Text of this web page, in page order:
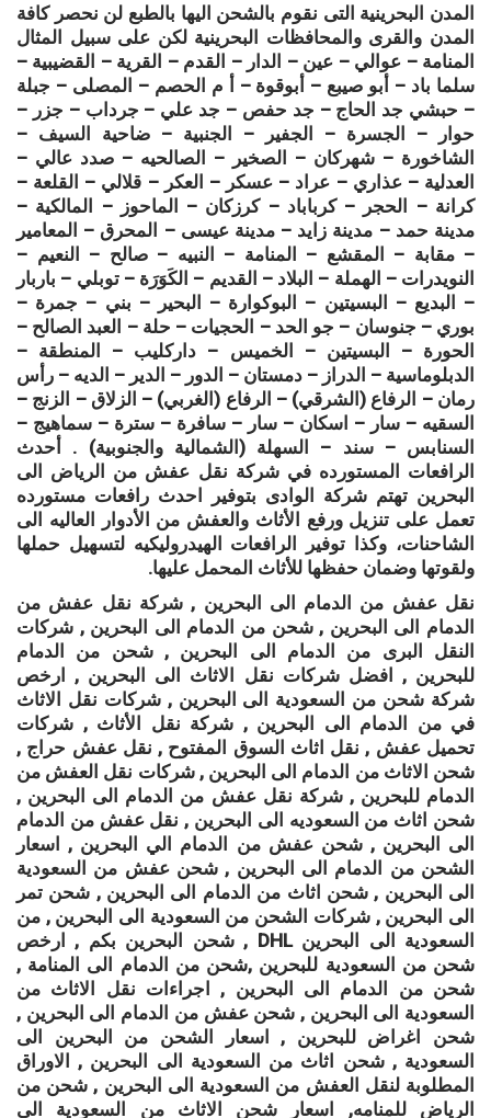
المدن البحرينية التى نقوم بالشحن اليها بالطبع لن نحصر كافة
المدن والقرى والمحافظات البحرينية لكن على سبيل المثال
المنامة – عوالي – عين – الدار – القدم – القرية – القضيبية –
سلما باد – أبو صيبع – أبوقوة – أ م الحصم – المصلى – جبلة
– حبشي جد الحاج – جد حفص – جد علي – جرداب – جزر –
حوار – الجسرة – الجفير – الجنبية – ضاحية السيف –
الشاخورة – شهركان – الصخير – الصالحيه – صدد عالي –
العدلية – عذاري – عراد – عسكر – العكر – قلالي – القلعة –
كرانة – الحجر – كرباباد – كرزكان – الماحوز – المالكية –
مدينة حمد – مدينة زايد – مدينة عيسى – المحرق – المعامير
– مقابة – المقشع – المنامة – النبيه – صالح – النعيم –
النويدرات – الهملة – البلاد – القديم – الكَوَرَة – توبلي – باربار
– البديع – البسيتين – البوكوارة – البحير – بني – جمرة –
بوري – جنوسان – جو الحد – الحجيات – حلة – العبد الصالح –
الحورة – البسيتين – الخميس – داركليب – المنطقة –
الدبلوماسية – الدراز – دمستان – الدور – الدير – الديه – رأس
رمان – الرفاع (الشرقي) – الرفاع (الغربي) – الزلاق – الزنج –
السقيه – سار – اسكان – سار – سافرة – سترة – سماهيج –
السنابس – سند – السهلة (الشمالية والجنوبية) . أحدث
الرافعات المستورده في شركة نقل عفش من الرياض الى
البحرين تهتم شركة الوادى بتوفير احدث رافعات مستورده
تعمل على تنزيل ورفع الأثاث والعفش من الأدوار العاليه الى
الشاحنات، وكذا توفير الرافعات الهيدروليكيه لتسهيل حملها
ولقوتها وضمان حفظها للأثاث المحمل عليها.
نقل عفش من الدمام الى البحرين , شركة نقل عفش من
الدمام الى البحرين , شحن من الدمام الى البحرين , شركات
النقل البرى من الدمام الى البحرين , شحن من الدمام
للبحرين , افضل شركات نقل الاثاث الى البحرين , ارخص
شركة شحن من السعودية الى البحرين , شركات نقل الاثاث
في من الدمام الى البحرين , شركة نقل الأثاث , شركات
تحميل عفش , نقل اثاث السوق المفتوح , نقل عفش حراج ,
شحن الاثاث من الدمام الى البحرين , شركات نقل العفش من
الدمام للبحرين , شركة نقل عفش من الدمام الى البحرين ,
شحن اثاث من السعوديه الى البحرين , نقل عفش من الدمام
الى البحرين , شحن عفش من الدمام الي البحرين , اسعار
الشحن من الدمام الى البحرين , شحن عفش من السعودية
الى البحرين , شحن اثاث من الدمام الى البحرين , شحن تمر
الى البحرين , شركات الشحن من السعودية الى البحرين , من
السعودية الى البحرين DHL , شحن البحرين بكم , ارخص
شحن من السعودية للبحرين ,شحن من الدمام الى المنامة ,
شحن من الدمام الى البحرين , اجراءات نقل الاثاث من
السعودية الى البحرين , شحن عفش من الدمام الى البحرين ,
شحن اغراض للبحرين , اسعار الشحن من البحرين الى
السعودية , شحن اثاث من السعودية الى البحرين , الاوراق
المطلوبة لنقل العفش من السعودية الى البحرين , شحن من
الرياض للمنامه, اسعار شحن الاثاث من السعودية الى